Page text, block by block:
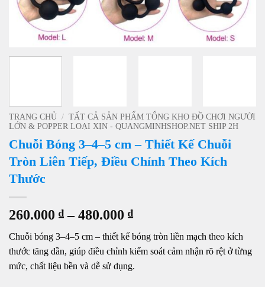
TRANG CHỦ / TẤT CẢ SẢN PHẨM TỔNG KHO ĐỒ CHƠI NGƯỜI
LỚN & POPPER LOẠI XỊN - QUANGMINHSHOP.NET SHIP 2H
Chuỗi Bóng 3–4–5 cm – Thiết Kế Chuỗi
Tròn Liên Tiếp, Điều Chỉnh Theo Kích
Thước
260.000 ₫ – 480.000 ₫Khoảng
từ
260.000 ₫
đến
Chuỗi bóng 3–4–5 cm – thiết kế bóng tròn liền mạch theo kích
thước tăng dần, giúp điều chỉnh kiểm soát cảm nhận rõ rệt ở từng
mức, chất liệu bền và dễ sử dụng.